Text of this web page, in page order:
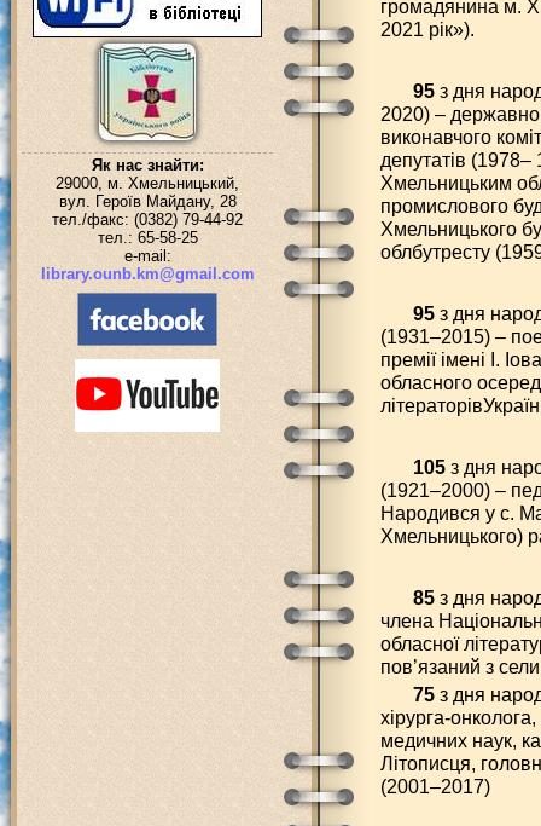
Як нас знайти:
29000, м. Хмельницький,
вул. Героїв Майдану, 28
тел./факс: (0382) 79-44-92
тел.: 65-58-25
e-mail:
library.ounb.km@gmail.com
громадянина м.
2021 рік»).
95з дня
2020) –
виконавчого
депутатів
Хмельницьким
промислового
Хмельницького
облбутресту
95з дня
(1931–2015) –
премії імені І.
обласного
105з дня
(1921–2000) –
Народився у с.
Хмельницького)
85з дня
члена
обласної
пов’язаний з
75з дня
хірурга-
медичних наук,
Літописця,
(2001–2017)